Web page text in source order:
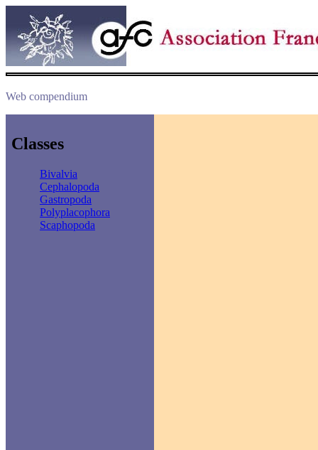
Web compendium
Classes
Bivalvia
Cephalopoda
Gastropoda
Polyplacophora
Scaphopoda